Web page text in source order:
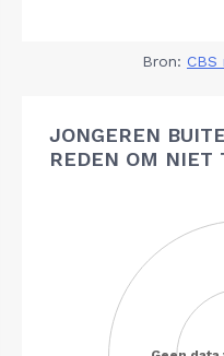
Bron: CBS
JONGEREN
REDEN OM NIET